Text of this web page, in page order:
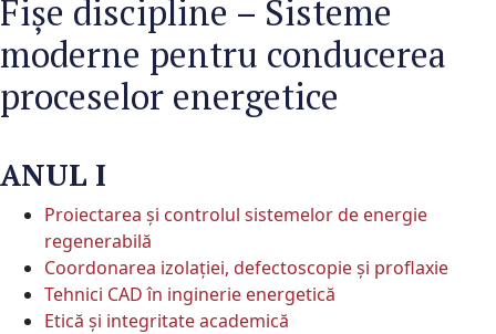
Fișe discipline – Sisteme
moderne pentru conducerea
proceselor energetice
ANUL I
Proiectarea și controlul sistemelor de energie
regenerabilă
Coordonarea izolației, defectoscopie și proflaxie
Tehnici CAD în inginerie energetică
Etică şi integritate academică